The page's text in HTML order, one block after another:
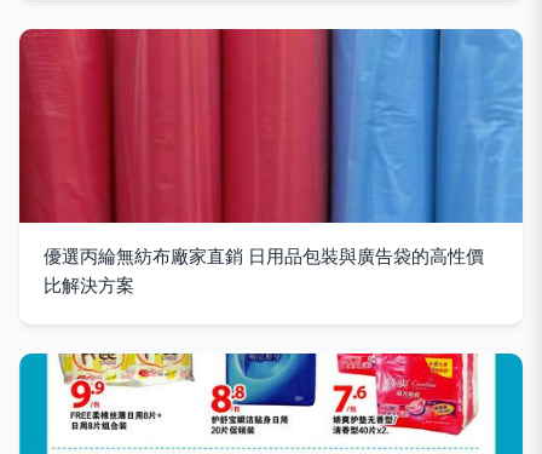
優選丙綸無紡布廠家直銷 日用品包裝與廣告袋的高性價
比解決方案